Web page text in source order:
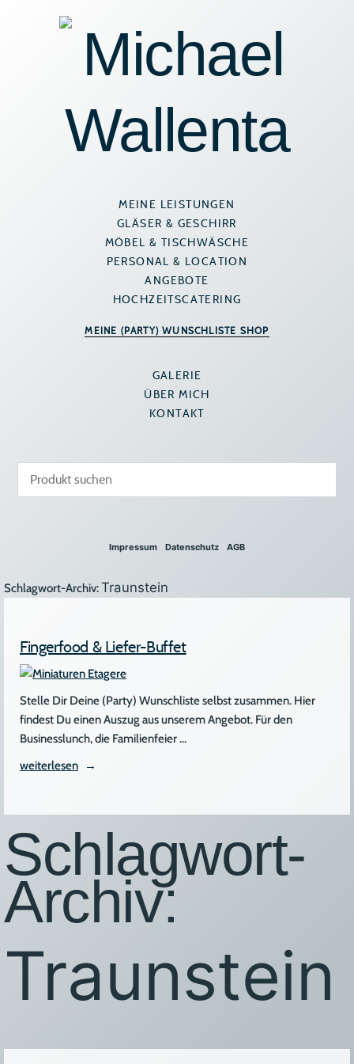
MEINE LEISTUNGEN
GLÄSER & GESCHIRR
MÖBEL & TISCHWÄSCHE
PERSONAL & LOCATION
ANGEBOTE
HOCHZEITSCATERING
MEINE (PARTY) WUNSCHLISTE SHOP
GALERIE
ÜBER MICH
KONTAKT
Impressum Datenschutz AGB
Schlagwort-Archiv:Traunstein
Fingerfood & Liefer-Buffet
Stelle Dir Deine (Party) Wunschliste selbst zusammen. Hier
findest Du einen Auszug aus unserem Angebot. Für den
Businesslunch, die Familienfeier …
„Fingerfood
weiterlesen
Schlagwort-
Archiv:
Traunstein